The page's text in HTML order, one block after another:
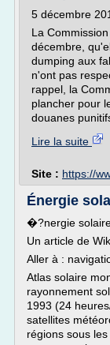
5 décembre
La
décembre,
dumping aux
n'ont pas
rappel, la
plancher pour
douanes
Lire la suite
Site : https://
Énergie
�?nergie
Un article de
Aller à :
Atlas solaire
rayonnement
1993 (24
satellites
régions sous